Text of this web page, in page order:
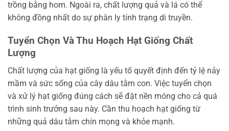
trồng bằng hom. Ngoài ra, chất lượng quả và lá có thể
không đồng nhất do sự phân ly tính trạng di truyền.
Tuyển Chọn Và Thu Hoạch Hạt Giống Chất
Lượng
Chất lượng của hạt giống là yếu tố quyết định đến tỷ lệ nảy
mầm và sức sống của cây dâu tằm con. Việc tuyển chọn
và xử lý hạt giống đúng cách sẽ đặt nền móng cho cả quá
trình sinh trưởng sau này. Cần thu hoạch hạt giống từ
những quả dâu tằm chín mọng và khỏe mạnh.